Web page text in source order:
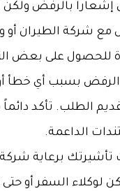
إشعاراً بالرفض ولكن
مع شركة الطيران أو
للحصول على بعض
الرفض بسبب أي خطأ
الطلب. تأكد
الداعمة.
تأشيرتك برعاية
لوكلاء السفر أو